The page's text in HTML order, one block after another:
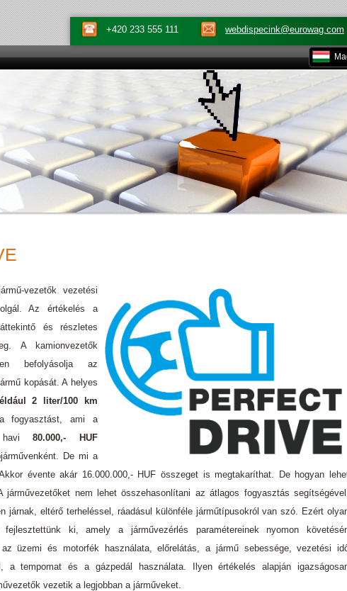
+420 233 555 111 webdispecink@eurowag.com
vezetők vezetési
Az értékelés a
és részletes
A kamionvezetők
befolyásolja az
kopását. A helyes
2 liter/100 km
a fogyasztást, ami a
havi80.000,- HUF
De mi a
évente akár 16.000.000,- HUF összeget is megtakaríthat. De hogyan
nem lehet összehasonlítani az átlagos fogyasztás
járnak, eltérő terheléssel, ráadásul különféle járműtípusokról van szó. Ezért
fejlesztettünk ki, amely a járművezérlés paramétereinek nyomon
az üzemi és motorfék használata, előrelátás, a jármű sebessége, vezetési
a tempomat és a gázpedál használata. Ilyen értékelés alapján
vezetik a legjobban a járműveket.